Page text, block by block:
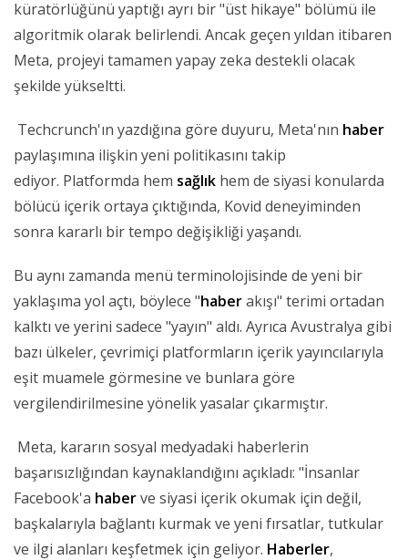
küratörlüğünü yaptığı ayrı bir "üst hikaye" bölümü ile
algoritmik olarak belirlendi. Ancak geçen yıldan itibaren
Meta, projeyi tamamen yapay zeka destekli olacak
şekilde yükseltti.
Techcrunch'ın yazdığına göre duyuru, Meta'nın haber
paylaşımına ilişkin yeni politikasını takip
ediyor. Platformda hem sağlık hem de siyasi konularda
bölücü içerik ortaya çıktığında, Kovid deneyiminden
sonra kararlı bir tempo değişikliği yaşandı.
Bu aynı zamanda menü terminolojisinde de yeni bir
yaklaşıma yol açtı, böylece "haberakışı" terimi ortadan
kalktı ve yerini sadece "yayın" aldı. Ayrıca Avustralya gibi
bazı ülkeler, çevrimiçi platformların içerik yayıncılarıyla
eşit muamele görmesine ve bunlara göre
vergilendirilmesine yönelik yasalar çıkarmıştır.
Meta, kararın sosyal medyadaki haberlerin
başarısızlığından kaynaklandığını açıkladı: "İnsanlar
Facebook'a haberve siyasi içerik okumak için değil,
başkalarıyla bağlantı kurmak ve yeni fırsatlar, tutkular
ve ilgi alanları keşfetmek için geliyor. Haberler,